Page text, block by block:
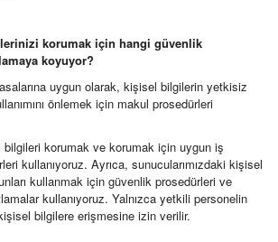
korumak için hangi güvenlik
koyuyor?
uygun olarak, kişisel bilgilerin yetkisiz
önlemek için makul prosedürleri
korumak ve korumak için uygun iş
kullanıyoruz. Ayrıca, sunucularımızdaki kişisel
kullanmak için güvenlik prosedürleri ve
kullanıyoruz. Yalnızca yetkili personelin
kişisel bilgilere erişmesine izin verilir.